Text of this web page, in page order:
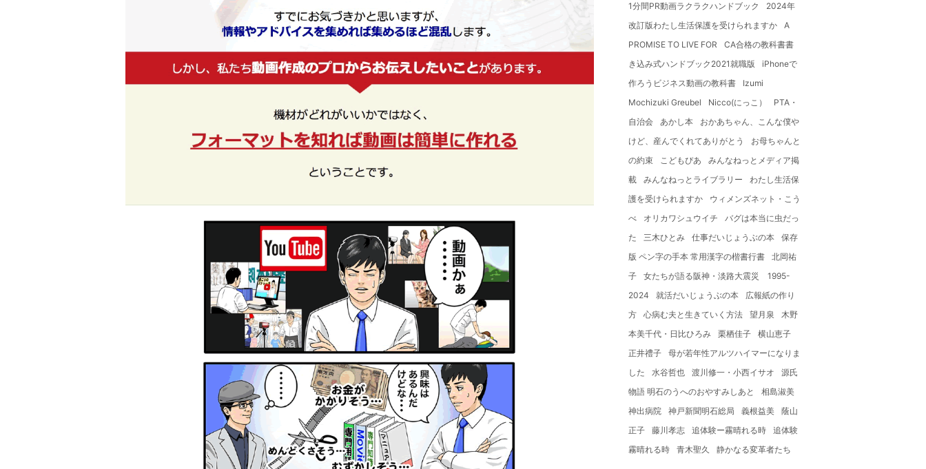
1分間PR動画ラクラクハンドブック
2024年
改訂版わたし生活保護を受けられますか
A
PROMISE TO LIVE FOR
CA合格の教科書書
き込み式ハンドブック2021就職版
iPhoneで
作ろうビジネス動画の教科書
Izumi
Mochizuki Greubel
Nicco(にっこ）
PTA・
自治会
あかし本
おかあちゃん、こんな僕や
けど、産んでくれてありがとう
お母ちゃんと
の約束
こどもぴあ
みんなねっとメディア掲
載
みんなねっとライブラリー
わたし生活保
護を受けられますか
ウィメンズネット・こう
べ
オリカワシュウイチ
バグは本当に虫だっ
た
三木ひとみ 仕事だいじょうぶの本
保存
版 ペン字の手本 常用漢字の楷書行書
北岡祐
子
女たちが語る阪神・淡路大震災 1995-
2024
就活だいじょうぶの本
広報紙の作り
方
心病む夫と生きていく方法 望月泉
木野
本美千代・日比ひろみ
栗栖佳子
横山恵子
正井禮子
母が若年性アルツハイマーになりま
した
水谷哲也 渡川修一・小西イサオ
源氏
物語 明石のうへのおやすみしあと
相島淑美
神出病院
神戸新聞明石総局 義根益美
蔭山
正子
藤川孝志 追体験ー霧晴れる時
追体験
霧晴れる時
青木聖久 静かなる変革者たち